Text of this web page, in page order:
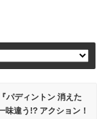
パディントン 消えた
味違う!? アクション！